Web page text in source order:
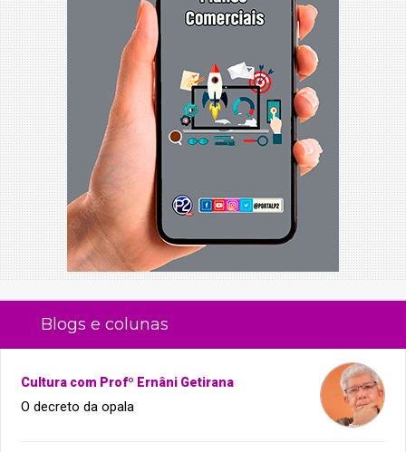
Blogs e colunas
Cultura com Profº Ernâni Getirana
O decreto da opala